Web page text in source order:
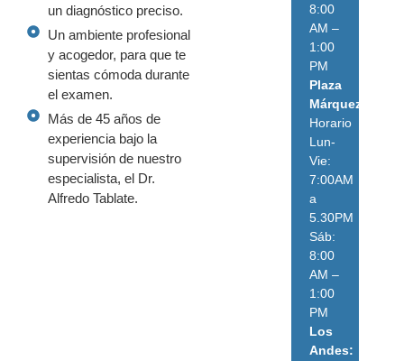
un diagnóstico preciso.
Un ambiente profesional
y acogedor, para que te
sientas cómoda durante
el examen.
Más de 45 años de
experiencia bajo la
supervisión de nuestro
especialista, el Dr.
Alfredo Tablate.
8:00
AM –
1:00
PM
Plaza
Márquez:
Horario
Lun-
Vie:
7:00AM
a
5.30PM
Sáb:
8:00
AM –
1:00
PM
Los
Andes: